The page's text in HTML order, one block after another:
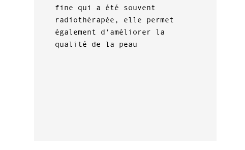
fine qui a été souvent
radiothérapée, elle permet
également d’améliorer la
qualité de la peau